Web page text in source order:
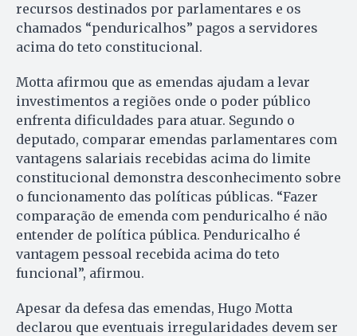
recursos destinados por parlamentares e os
chamados “penduricalhos” pagos a servidores
acima do teto constitucional.
Motta afirmou que as emendas ajudam a levar
investimentos a regiões onde o poder público
enfrenta dificuldades para atuar. Segundo o
deputado, comparar emendas parlamentares com
vantagens salariais recebidas acima do limite
constitucional demonstra desconhecimento sobre
o funcionamento das políticas públicas. “Fazer
comparação de emenda com penduricalho é não
entender de política pública. Penduricalho é
vantagem pessoal recebida acima do teto
funcional”, afirmou.
Apesar da defesa das emendas, Hugo Motta
declarou que eventuais irregularidades devem ser